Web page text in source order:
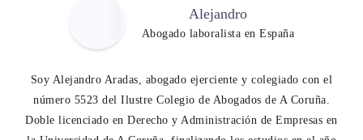
Alejandro
Abogado laboralista en España
Soy Alejandro Aradas, abogado ejerciente y colegiado con el
número 5523 del Ilustre Colegio de Abogados de A Coruña.
Doble licenciado en Derecho y Administración de Empresas en